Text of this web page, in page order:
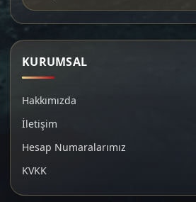
KURUMSAL
Hakkımızda
İletişim
Hesap Numaralarımız
KVKK